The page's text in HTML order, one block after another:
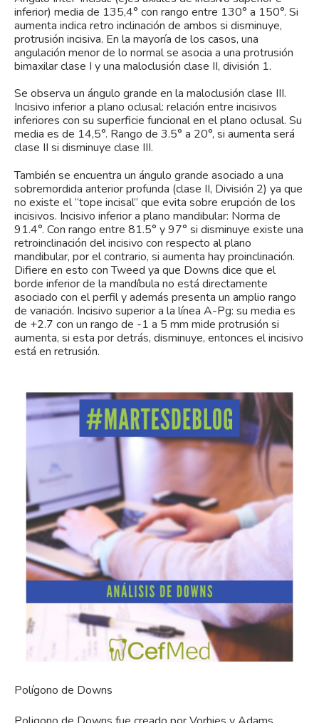
inferior) media de 135,4° con rango entre 130° a 150°. Si
aumenta indica retro inclinación de ambos si disminuye,
protrusión incisiva. En la mayoría de los casos, una
angulación menor de lo normal se asocia a una protrusión
bimaxilar clase I y una maloclusión clase II, división 1.
Se observa un ángulo grande en la maloclusión clase III.
Incisivo inferior a plano oclusal: relación entre incisivos
inferiores con su superficie funcional en el plano oclusal. Su
media es de 14,5°. Rango de 3.5° a 20°, si aumenta será
clase II si disminuye clase III.
También se encuentra un ángulo grande asociado a una
sobremordida anterior profunda (clase II, División 2) ya que
no existe el “tope incisal” que evita sobre erupción de los
incisivos. Incisivo inferior a plano mandibular: Norma de
91.4°. Con rango entre 81.5° y 97° si disminuye existe una
retroinclinación del incisivo con respecto al plano
mandibular, por el contrario, si aumenta hay proinclinación.
Difiere en esto con Tweed ya que Downs dice que el
borde inferior de la mandíbula no está directamente
asociado con el perfil y además presenta un amplio rango
de variación. Incisivo superior a la línea A-Pg: su media es
de +2.7 con un rango de -1 a 5 mm mide protrusión si
aumenta, si esta por detrás, disminuye, entonces el incisivo
está en retrusión.
Polígono de Downs